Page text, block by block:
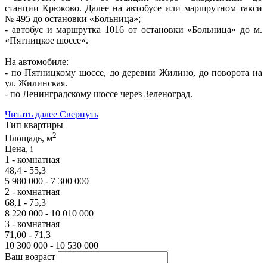
станции Крюково. Далее на автобусе или маршрутном такси
№ 495 до остановки «Больница»;
- автобус и маршрутка 1016 от остановки «Больница» до м.
«Пятницкое шоссе».
На автомобиле:
- по Пятницкому шоссе, до деревни Жилино, до поворота на
ул. Жилинская.
- по Ленинградскому шоссе через Зеленоград.
Читать далее Свернуть
Тип квартиры
Площадь, м2
Цена, i
1 - комнатная
48,4 - 55,3
5 980 000 - 7 300 000
2 - комнатная
68,1 - 75,3
8 220 000 - 10 010 000
3 - комнатная
71,00 - 71,3
10 300 000 - 10 530 000
Ваш возраст